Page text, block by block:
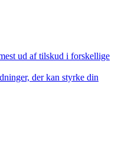
ud af tilskud i forskellige
der kan styrke din